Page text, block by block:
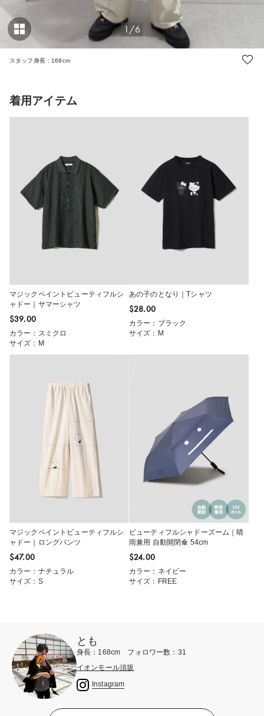
1/6
スタッフ身長：168cm
着用アイテム
マジックペイントビューティフルシ
ャドー｜サマーシャツ
$‌39.00
カラー：スミクロ
サイズ：M
あの子のとなり｜Tシャツ
$‌28.00
カラー：ブラック
サイズ：M
マジックペイントビューティフルシ
ャドー｜ロングパンツ
$‌47.00
カラー：ナチュラル
サイズ：S
ビューティフルシャドーズーム｜晴
雨兼用 自動開閉傘 54cm
$‌24.00
カラー：ネイビー
サイズ：FREE
とも
身長：168cm フォロワー数：31
イオンモール須坂
Instagram